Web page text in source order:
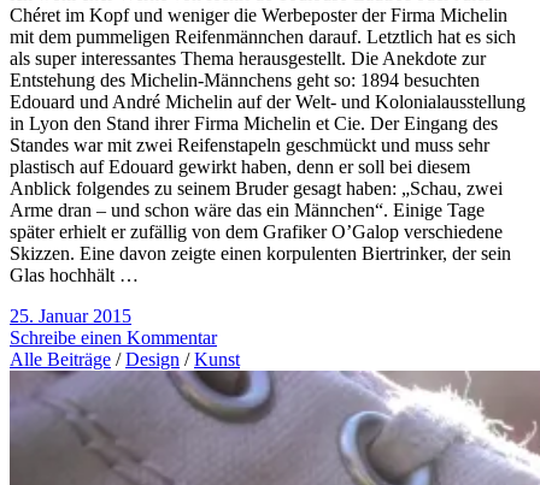
Chéret im Kopf und weniger die Werbeposter der Firma Michelin
mit dem pummeligen Reifenmännchen darauf. Letztlich hat es sich
als super interessantes Thema herausgestellt. Die Anekdote zur
Entstehung des Michelin-Männchens geht so: 1894 besuchten
Edouard und André Michelin auf der Welt- und Kolonialausstellung
in Lyon den Stand ihrer Firma Michelin et Cie. Der Eingang des
Standes war mit zwei Reifenstapeln geschmückt und muss sehr
plastisch auf Edouard gewirkt haben, denn er soll bei diesem
Anblick folgendes zu seinem Bruder gesagt haben: „Schau, zwei
Arme dran – und schon wäre das ein Männchen“. Einige Tage
später erhielt er zufällig von dem Grafiker O’Galop verschiedene
Skizzen. Eine davon zeigte einen korpulenten Biertrinker, der sein
Glas hochhält …
25. Januar 2015
Schreibe einen Kommentar
Alle Beiträge /Design /Kunst